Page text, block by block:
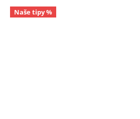
Naše tipy %